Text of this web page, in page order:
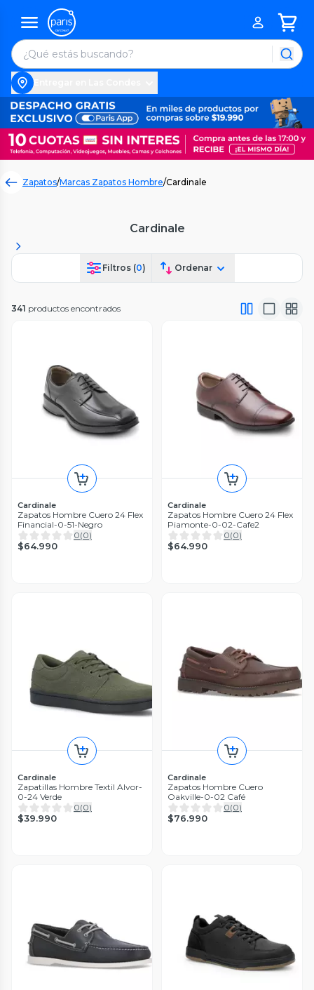
Zapatos/Marcas Zapatos Hombre/Cardinale
Cardinale
Filtros (0) Ordenar
341 productos encontrados
Cardinale
Zapatos Hombre Cuero 24 Flex
Financial-0-51-Negro
0(0)
$64.990
Cardinale
Zapatos Hombre Cuero 24 Flex
Piamonte-0-02-Cafe2
0(0)
$64.990
Cardinale
Zapatillas Hombre Textil Alvor-
0-24 Verde
0(0)
$39.990
Cardinale
Zapatos Hombre Cuero
Oakville-0-02 Café
0(0)
$76.990